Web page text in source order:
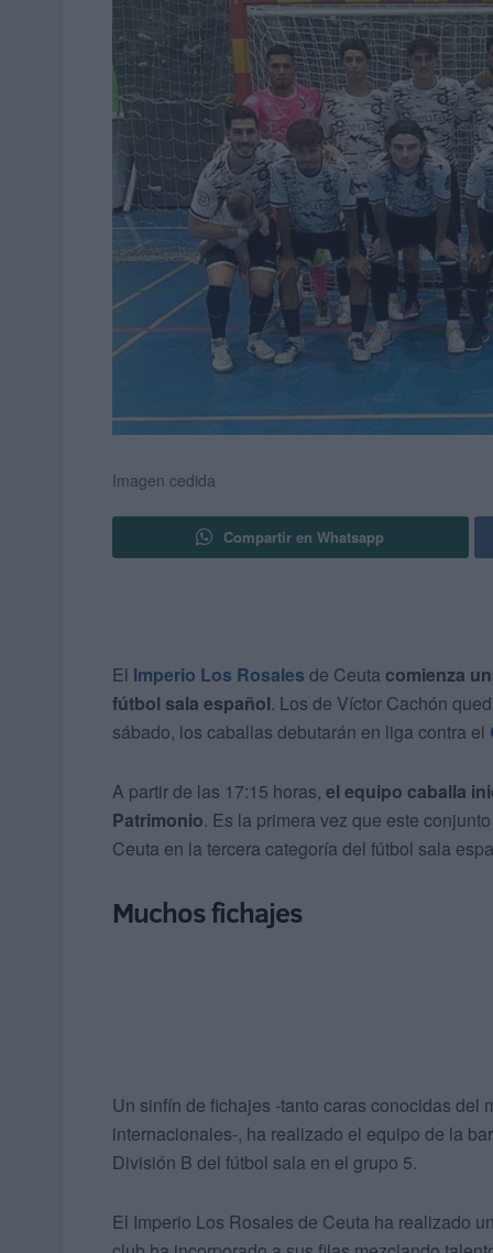
Imagen cedida
Compartir en Whatsapp
El Imperio Los Rosales de Ceuta comienza
fútbol sala español. Los de Víctor Cachón
sábado, los caballas debutarán en liga contra el
A partir de las 17:15 horas, el equipo caballa
Patrimonio. Es la primera vez que este
Ceuta en la tercera categoría del fútbol sala
Muchos fichajes
Un sinfín de fichajes -tanto caras conocidas del
internacionales-, ha realizado el equipo de la
División B del fútbol sala en el grupo 5.
El Imperio Los Rosales de Ceuta ha realizado